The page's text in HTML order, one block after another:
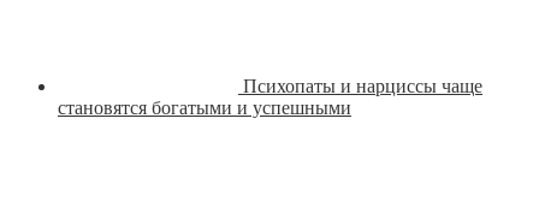
Психопаты и нарциссы чаще
становятся богатыми и успешными